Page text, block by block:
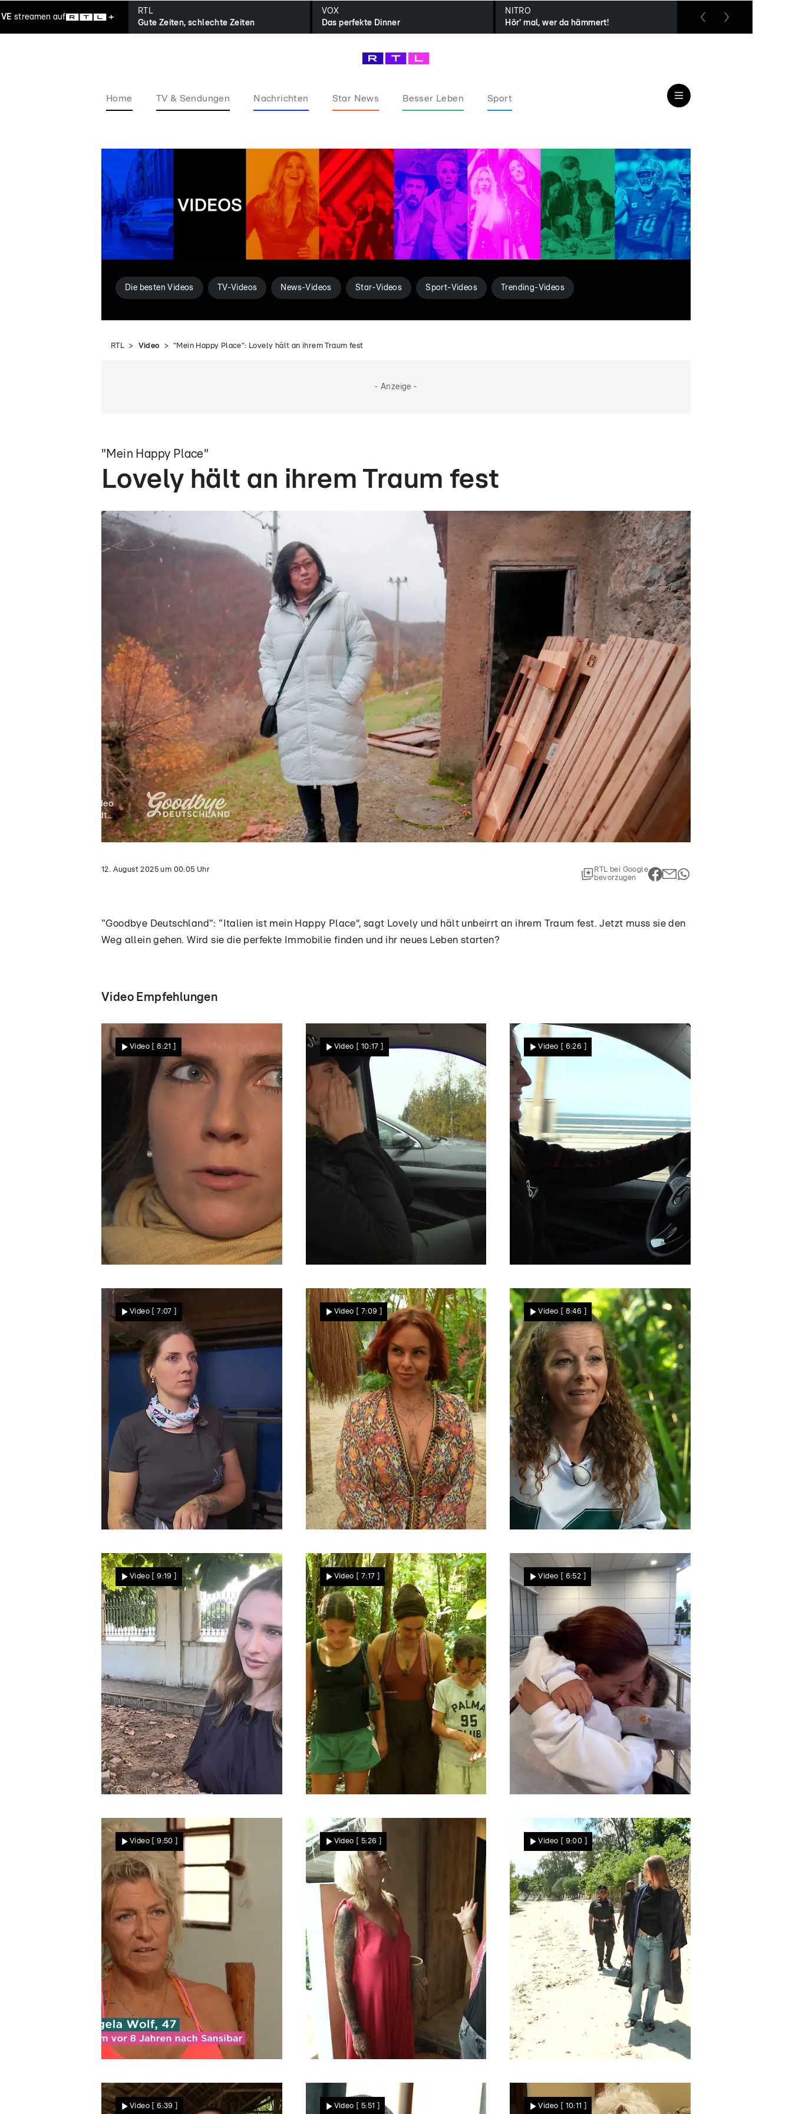
streamen auf
RTL
Gute Zeiten, schlechte Zeiten
VOX
Das perfekte Dinner
NITRO
Hör' mal, wer da hämmert!
RTL up
Das Strafgericht
Home TV & Sendungen Nachrichten Star News Besser Leben Sport
Die besten Videos TV-Videos News-Videos Star-Videos Sport-Videos Trending-Videos
RTL Video "Mein Happy Place": Lovely hält an ihrem Traum fest
- Anzeige -
"Mein Happy Place"
Lovely hält an ihrem Traum fest
Video
lädt...
12. August 2025 um 00:05 Uhr
RTL bei Google
bevorzugen
"Goodbye Deutschland": "Italien ist mein Happy Place“, sagt Lovely und hält unbeirrt an ihrem Traum fest. Jetzt muss sie den
Weg allein gehen. Wird sie die perfekte Immobilie finden und ihr neues Leben starten?
Video Empfehlungen
Julia kommen Zweifel vor
der Auktion
Video [ 8:21 ]
Wird Julia sich überwinden
können?
Video [ 10:17 ]
Julia hat "Pippi in den
Augen"
Video [ 6:26 ]
Julia hat noch Angst vor
ihrem Ex-Partner
Video [ 7:07 ]
Holt Melanie ihren Ex-
Mann auf die Insel?
Video [ 7:09 ]
Verhindert ein Papier
Levkes Neuanfang?
Video [ 8:46 ]
Steht Luisa auf Sansibar
völlig alleine da?
Video [ 9:19 ]
Kann Melanie Malia doch
noch für Sansibar
gewinnen?
Video [ 7:17 ]
Melanie schließt Tochter
Malia endlich in die Arme
Video [ 6:52 ]
Angela plant Neuanfang
auf Sansibar
Video [ 9:50 ]
Levke möchte 80.000
Dollar für ihr Grundstück
Video [ 5:26 ]
Luisa wagt den schweren
Gang an den Tatort
Video [ 9:00 ]
Video [ 6:39 ] Video [ 5:51 ] Video [ 10:11 ]